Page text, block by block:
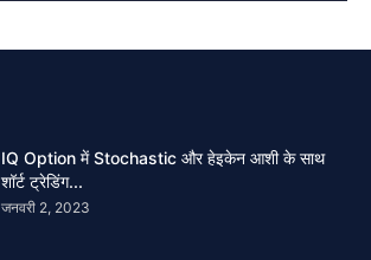
IQ Option में Stochastic और हेइकेन आशी के साथ
शॉर्ट ट्रेडिंग...
जनवरी 2, 2023